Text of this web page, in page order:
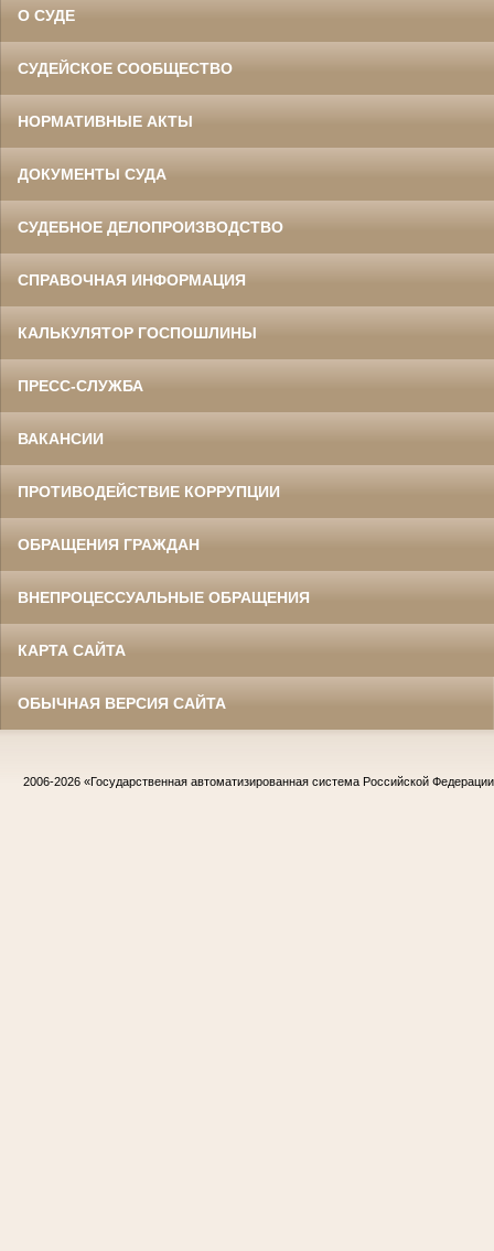
О СУДЕ
СУДЕЙСКОЕ СООБЩЕСТВО
НОРМАТИВНЫЕ АКТЫ
ДОКУМЕНТЫ СУДА
СУДЕБНОЕ ДЕЛОПРОИЗВОДСТВО
СПРАВОЧНАЯ ИНФОРМАЦИЯ
КАЛЬКУЛЯТОР ГОСПОШЛИНЫ
ПРЕСС-СЛУЖБА
ВАКАНСИИ
ПРОТИВОДЕЙСТВИЕ КОРРУПЦИИ
ОБРАЩЕНИЯ ГРАЖДАН
ВНЕПРОЦЕССУАЛЬНЫЕ ОБРАЩЕНИЯ
КАРТА САЙТА
ОБЫЧНАЯ ВЕРСИЯ САЙТА
2006-2026 «Государственная автоматизированная система Российской